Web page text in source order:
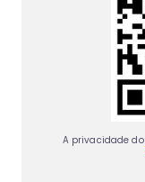
A privacidade